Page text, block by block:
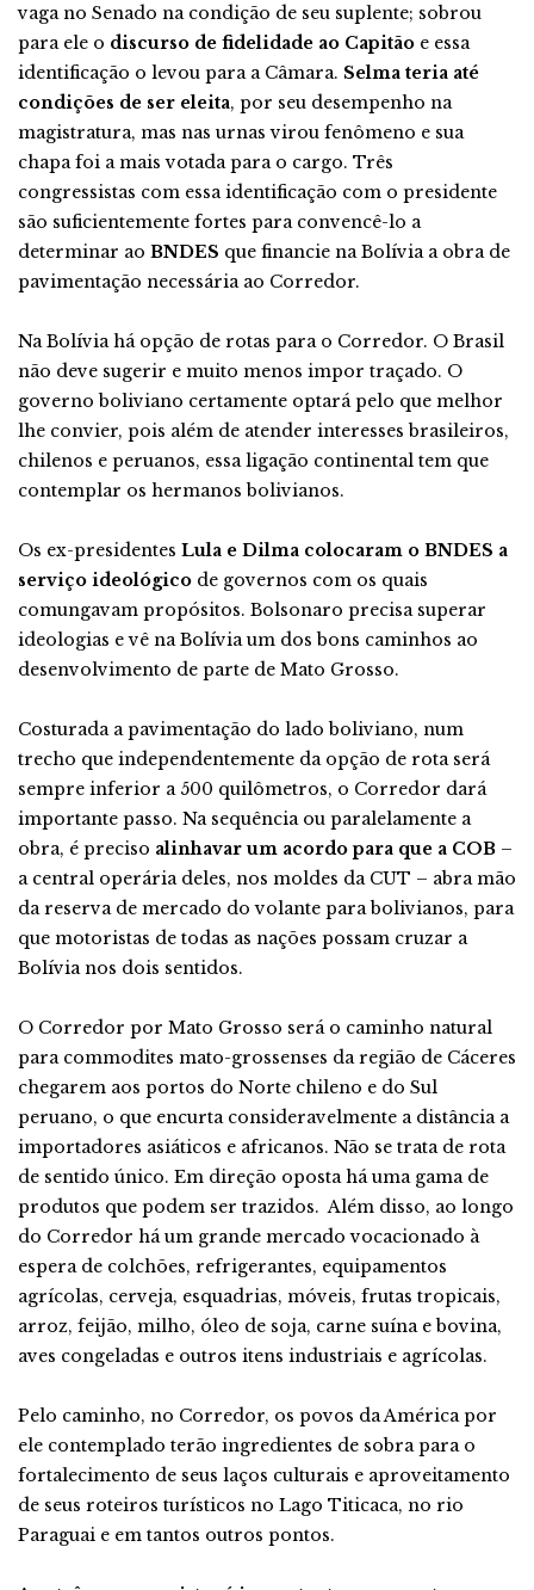
vaga no Senado na condição de seu suplente; sobrou
para ele o discurso de fidelidade ao Capitão e essa
identificação o levou para a Câmara. Selma teria até
condições de ser eleita, por seu desempenho na
magistratura, mas nas urnas virou fenômeno e sua
chapa foi a mais votada para o cargo. Três
congressistas com essa identificação com o presidente
são suficientemente fortes para convencê-lo a
determinar ao BNDES que financie na Bolívia a obra de
pavimentação necessária ao Corredor.
Na Bolívia há opção de rotas para o Corredor. O Brasil
não deve sugerir e muito menos impor traçado. O
governo boliviano certamente optará pelo que melhor
lhe convier, pois além de atender interesses brasileiros,
chilenos e peruanos, essa ligação continental tem que
contemplar os hermanos bolivianos.
Os ex-presidentes Lula e Dilma colocaram o BNDES a
serviço ideológico de governos com os quais
comungavam propósitos. Bolsonaro precisa superar
ideologias e vê na Bolívia um dos bons caminhos ao
desenvolvimento de parte de Mato Grosso.
Costurada a pavimentação do lado boliviano, num
trecho que independentemente da opção de rota será
sempre inferior a 500 quilômetros, o Corredor dará
importante passo. Na sequência ou paralelamente a
obra, é preciso alinhavar um acordo para que a COB –
a central operária deles, nos moldes da CUT – abra mão
da reserva de mercado do volante para bolivianos, para
que motoristas de todas as nações possam cruzar a
Bolívia nos dois sentidos.
O Corredor por Mato Grosso será o caminho natural
para commodites mato-grossenses da região de Cáceres
chegarem aos portos do Norte chileno e do Sul
peruano, o que encurta consideravelmente a distância a
importadores asiáticos e africanos. Não se trata de rota
de sentido único. Em direção oposta há uma gama de
produtos que podem ser trazidos. Além disso, ao longo
do Corredor há um grande mercado vocacionado à
espera de colchões, refrigerantes, equipamentos
agrícolas, cerveja, esquadrias, móveis, frutas tropicais,
arroz, feijão, milho, óleo de soja, carne suína e bovina,
aves congeladas e outros itens industriais e agrícolas.
Pelo caminho, no Corredor, os povos da América por
ele contemplado terão ingredientes de sobra para o
fortalecimento de seus laços culturais e aproveitamento
de seus roteiros turísticos no Lago Titicaca, no rio
Paraguai e em tantos outros pontos.